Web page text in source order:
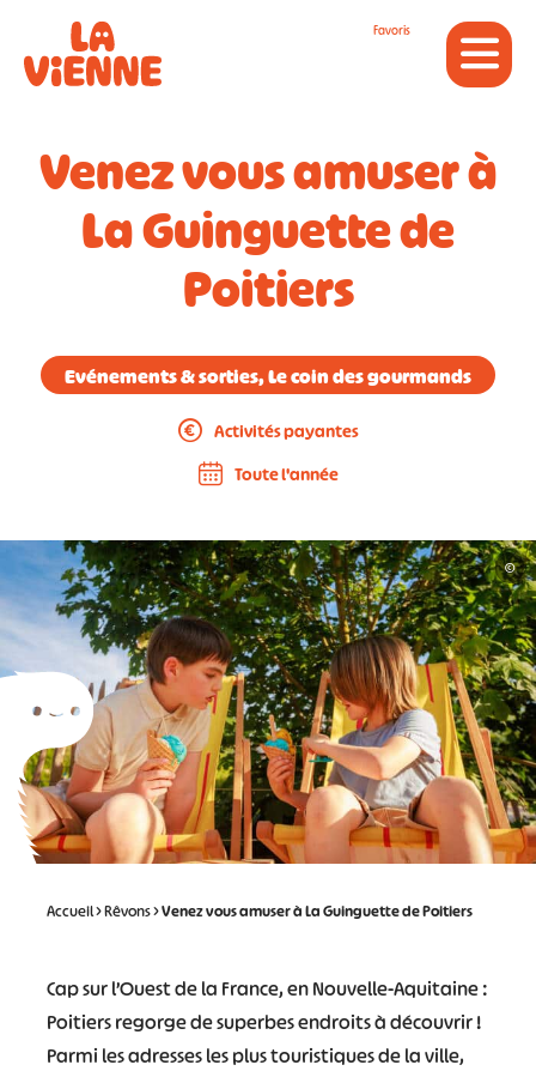
Favoris
Venez vous amuser à
La Guinguette de
Poitiers
Evénements & sorties, Le coin des gourmands
Activités payantes
Toute l'année
©
Accueil>Rêvons>Venez vous amuser à La Guinguette de Poitiers
Cap sur l’Ouest de la France, en Nouvelle-Aquitaine :
Poitiers regorge de superbes endroits à découvrir !
Parmi les adresses les plus touristiques de la ville,